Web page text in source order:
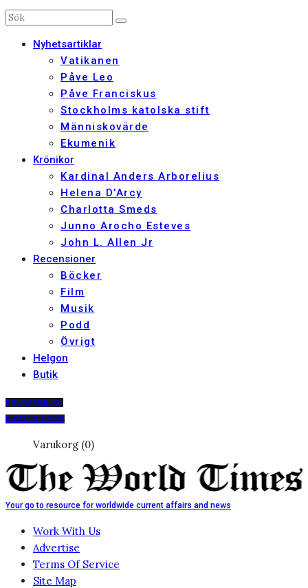
Nyhetsartiklar
Vatikanen
Påve Leo
Påve Franciskus
Stockholms katolska stift
Människovärde
Ekumenik
Krönikor
Kardinal Anders Arborelius
Helena D’Arcy
Charlotta Smeds
Junno Arocho Esteves
John L. Allen Jr
Recensioner
Böcker
Film
Musik
Podd
Övrigt
Helgon
Butik
PRENUMERERA
DIGITALT ARKIV
Varukorg (0)
Your go to resource for worldwide current affairs and news
Work With Us
Advertise
Terms Of Service
Site Map